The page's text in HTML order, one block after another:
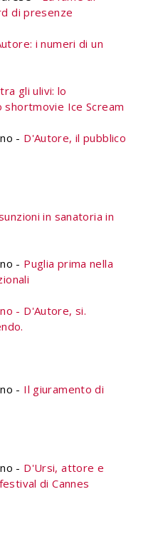
di presenze
i numeri di un
gli ulivi: lo
Ice Scream
- D'Autore, il pubblico
in sanatoria in
- Puglia prima nella
- D'Autore, si.
- Il giuramento di
- D'Ursi, attore e
di Cannes